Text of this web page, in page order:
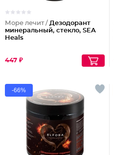
Море лечит / Дезодорант
минеральный, стекло, SEA
Heals
447 ₽
-66%